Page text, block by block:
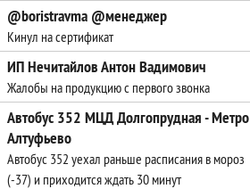
@boristravma @менеджер
Кинул на сертификат
ИП Нечитайлов Антон Вадимович
Жалобы на продукцию с первого звонка
Автобус 352 МЦД Долгопрудная - Метро
Алтуфьево
Автобус 352 уехал раньше расписания в мороз
(-37) и приходится ждать 30 минут